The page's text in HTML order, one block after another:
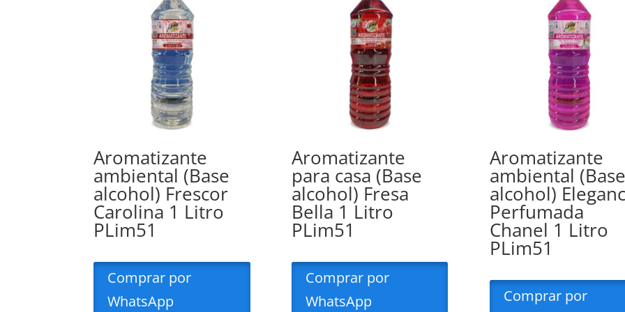
Aromatizante
ambiental (Base
alcohol) Frescor
Carolina 1 Litro
PLim51
Comprar por
WhatsApp
Aromatizante
para casa (Base
alcohol) Fresa
Bella 1 Litro
PLim51
Comprar por
WhatsApp
Aromatizante
ambiental (Base
alcohol)
Perfumada
Chanel 1 Litro
PLim51
Comprar por